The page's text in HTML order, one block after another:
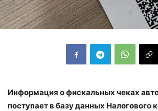
Информация о фискальных чеках
поступает в базу данных Налогового